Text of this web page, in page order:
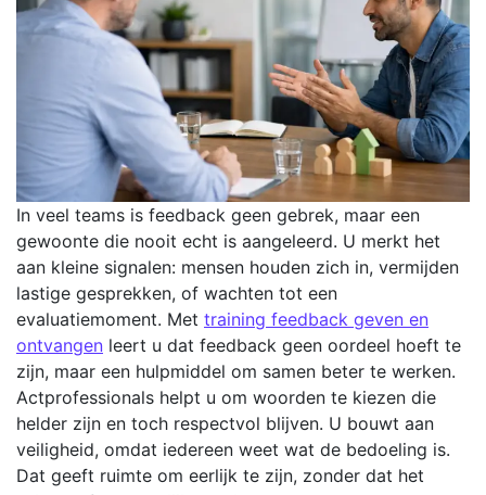
In veel teams is feedback geen gebrek, maar een
gewoonte die nooit echt is aangeleerd. U merkt het
aan kleine signalen: mensen houden zich in, vermijden
lastige gesprekken, of wachten tot een
evaluatiemoment. Met training feedback geven en
ontvangen leert u dat feedback geen oordeel hoeft te
zijn, maar een hulpmiddel om samen beter te werken.
Actprofessionals helpt u om woorden te kiezen die
helder zijn en toch respectvol blijven. U bouwt aan
veiligheid, omdat iedereen weet wat de bedoeling is.
Dat geeft ruimte om eerlijk te zijn, zonder dat het